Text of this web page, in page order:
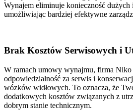
Wynajem eliminuje konieczność dużych
umożliwiając bardziej efektywne
Brak Kosztów Serwisowych i
W ramach umowy wynajmu, firma Niko
odpowiedzialność za serwis i
wózków widłowych. To oznacza, że
dodatkowych kosztów związanych z
dobrym stanie technicznym.